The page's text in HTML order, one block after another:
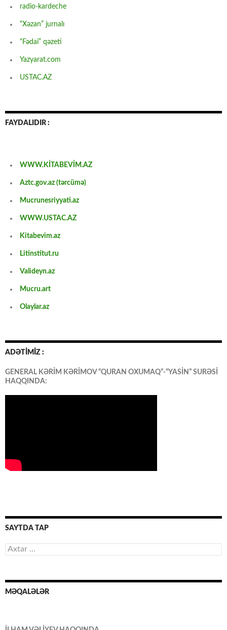
radio-kardeche
“Xəzan” jurnalı
“Fədai” qəzeti
Yazyarat.com
USTAC.AZ
FAYDALIDIR :
WWW.KİTABEVİM.AZ
Aztc.gov.az (tərcümə)
Mucrunesriyyati.az
WWW.USTAC.AZ
Kitabevim.az
Litinstitut.ru
Valideyn.az
Mucru.art
Olaylar.az
ADƏTİMİZ :
GENERAL KƏRİM KƏRİMOV “QURAN OXUMAQ”-“YASİN” SURƏSİ
HAQQINDA:
SAYTDA TAP
Axtarış:
MƏQALƏLƏR